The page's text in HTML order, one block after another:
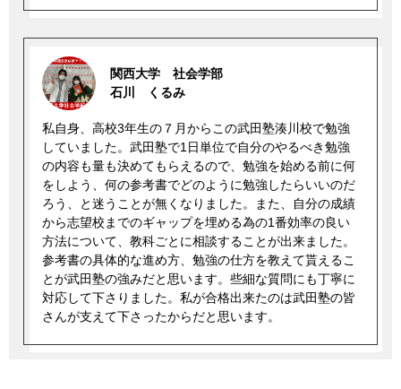
関西大学 社会学部
石川 くるみ
私自身、高校3年生の７月からこの武田塾湊川校で勉強
していました。武田塾で1日単位で自分のやるべき勉強
の内容も量も決めてもらえるので、勉強を始める前に何
をしよう、何の参考書でどのように勉強したらいいのだ
ろう、と迷うことが無くなりました。また、自分の成績
から志望校までのギャップを埋める為の1番効率の良い
方法について、教科ごとに相談することが出来ました。
参考書の具体的な進め方、勉強の仕方を教えて貰えるこ
とが武田塾の強みだと思います。些細な質問にも丁寧に
対応して下さりました。私が合格出来たのは武田塾の皆
さんが支えて下さったからだと思います。